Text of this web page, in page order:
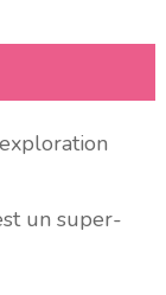
un super-